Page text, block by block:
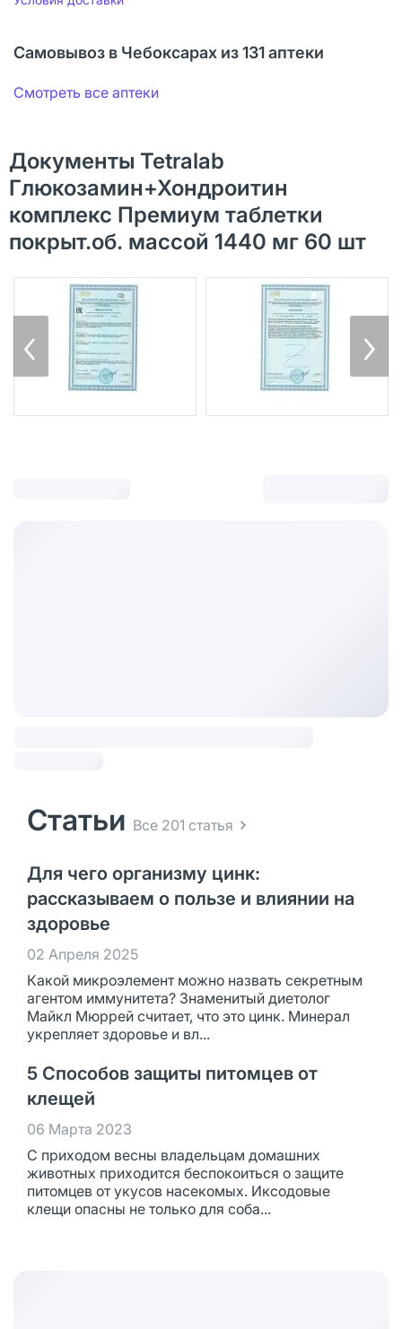
Самовывоз в Чебоксарах из 131 аптеки
Смотреть все аптеки
Документы Tetralab
Глюкозамин+Хондроитин
комплекс Премиум таблетки
покрыт.об. массой 1440 мг 60 шт
Статьи Все 201 статья
Для чего организму цинк:
рассказываем о пользе и влиянии на
здоровье
02 Апреля 2025
Какой микроэлемент можно назвать секретным
агентом иммунитета? Знаменитый диетолог
Майкл Мюррей считает, что это цинк. Минерал
укрепляет здоровье и вл...
5 Способов защиты питомцев от
клещей
06 Марта 2023
С приходом весны владельцам домашних
животных приходится беспокоиться о защите
питомцев от укусов насекомых. Иксодовые
клещи опасны не только для соба...